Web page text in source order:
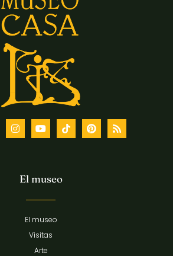
El museo
El museo
Visitas
Arte